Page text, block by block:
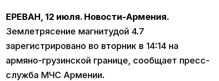
ЕРЕВАН, 12 июля. Новости-Армения.
Землетрясение магнитудой 4.7
зарегистрировано во вторник в 14:14 на
армяно-грузинской границе, сообщает пресс-
служба МЧС Армении.